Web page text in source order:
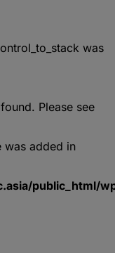
was
Please see
was added in
public_html/